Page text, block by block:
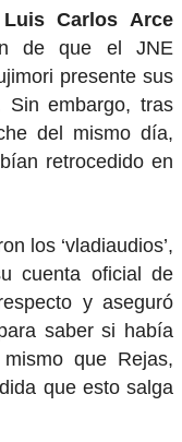
Luis Carlos Arce
de que el JNE
presente sus
embargo, tras
del mismo día,
retrocedido en
los ‘vladiaudios’,
cuenta oficial de
y aseguró
saber si había
que Rejas,
que esto salga